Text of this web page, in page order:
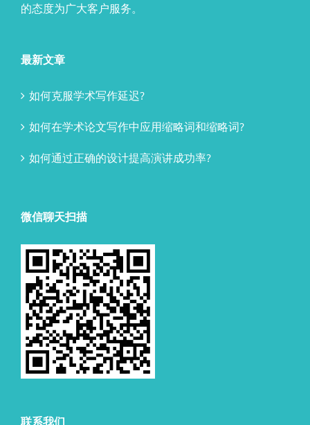
的态度为广大客户服务。
最新文章
如何克服学术写作延迟?
如何在学术论文写作中应用缩略词和缩略词?
如何通过正确的设计提高演讲成功率?
微信聊天扫描
联系我们